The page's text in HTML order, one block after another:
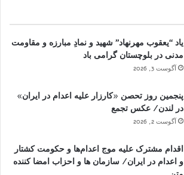
یاد “یعقوب مهرنهاد” شهید و نمادِ مبارزه و مقاومت
مدنی در بلوچستان گرامی باد
آگوست 3, 2026
پنجمین روز تحصن «کارزار علیه اعدام در ایران»
در لندن/ عکس تجمع
آگوست 2, 2026
اقدام مشترک علیه موج اعدام‌ها و حکومت کشتار
و اعدام در ایران/ سازمان ها و احزاب امضا کننده